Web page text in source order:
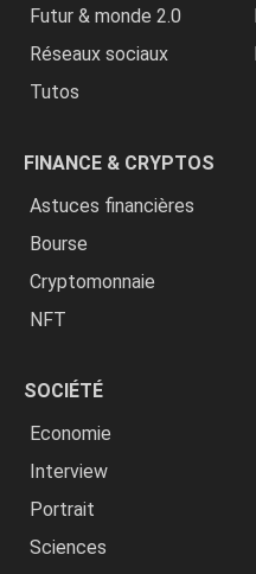
Futur & monde 2.0
Réseaux sociaux
Tutos
FINANCE & CRYPTOS
Astuces financières
Bourse
Cryptomonnaie
NFT
SOCIÉTÉ
Economie
Interview
Portrait
Sciences